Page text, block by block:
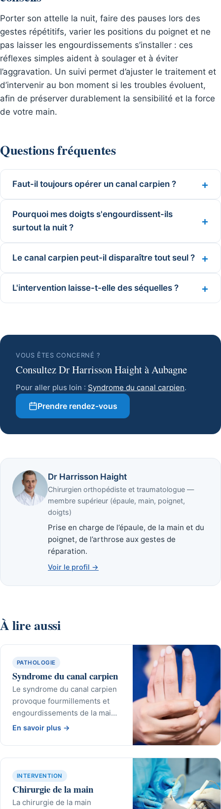
Porter son attelle la nuit, faire des pauses lors des
gestes répétitifs, varier les positions du poignet et ne
pas laisser les engourdissements s’installer : ces
réflexes simples aident à soulager et à éviter
l’aggravation. Un suivi permet d’ajuster le traitement et
d’intervenir au bon moment si les troubles évoluent,
afin de préserver durablement la sensibilité et la force
de votre main.
Questions fréquentes
Faut-il toujours opérer un canal carpien ?
Pourquoi mes doigts s'engourdissent-ils
surtout la nuit ?
Le canal carpien peut-il disparaître tout seul ?
L'intervention laisse-t-elle des séquelles ?
VOUS ÊTES CONCERNÉ ?
Consultez Dr Harrisson Haight à Aubagne
Pour aller plus loin : Syndrome du canal carpien.
Prendre rendez-vous
Dr Harrisson Haight
Chirurgien orthopédiste et traumatologue —
membre supérieur (épaule, main, poignet,
doigts)
Prise en charge de l’épaule, de la main et du
poignet, de l’arthrose aux gestes de
réparation.
Voir le profil →
À lire aussi
PATHOLOGIE
Syndrome du canal carpien
Le syndrome du canal carpien
provoque fourmillements et
engourdissements de la main
par compression d'un nerf au
efficaces existent pour
soulager.
En savoir plus →
INTERVENTION
Chirurgie de la main
La chirurgie de la main